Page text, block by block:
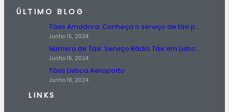
ÚLTIMO BLOG
Táxis Amadora: Conheça o serviço de táxi prestado na região da Amadora.
Junho 15, 2024
Número de Táxi: Serviço Rádio Táxi em Lisboa, Entre em Contato Agora!
Junho 16, 2024
Táxis Lisboa Aeroporto
Junho 18, 2024
LINKS